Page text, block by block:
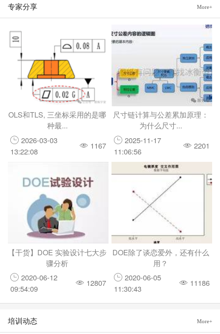
专家分享 More+
OLS和TLS, 三坐标采用的是哪
种最...
2026-03-03
13:22:08
1167
尺寸链计算与公差累加原理：
为什么尺寸...
2025-11-17
11:06:56
2201
【干货】DOE 实验设计七大步
骤分析
2020-06-12
09:54:09
12807
DOE除了谈恋爱外，还有什么
用？
2020-06-05
11:30:43
11186
培训动态 More+